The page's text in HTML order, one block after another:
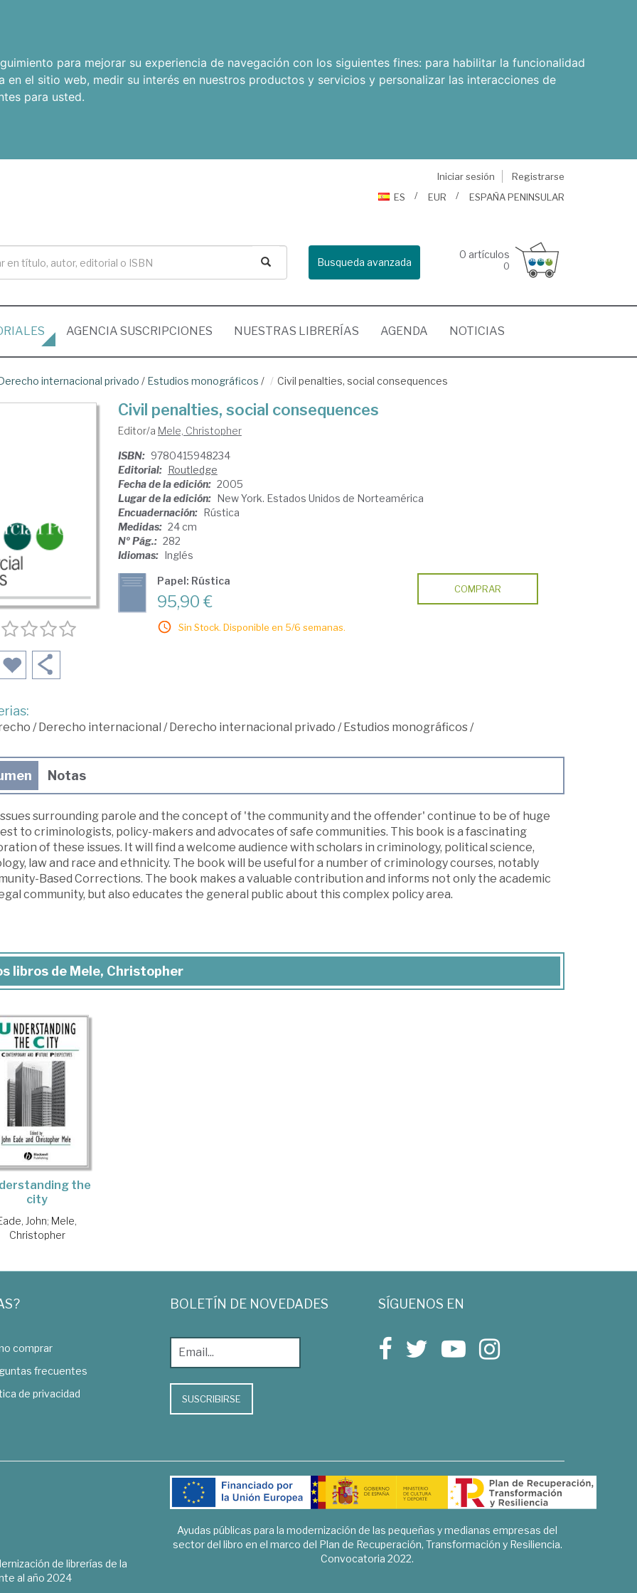
para mejorar su experiencia de navegación con los siguientes fines: para habilitar la funcionalidad
en el sitio web, medir su interés en nuestros productos y servicios y personalizar las interacciones de
para usted.
Iniciar sesión
Registrarse
ES
EUR ESPAÑA PENINSULAR
Busqueda avanzada
0 artículos
0
AGENCIA SUSCRIPCIONES NUESTRAS LIBRERÍAS AGENDA NOTICIAS
internacional privado / Estudios monográficos / Civil penalties, social consequences
Civil penalties, social consequences
Editor/a Mele, Christopher
ISBN: 9780415948234
Editorial: Routledge
Fecha de la edición: 2005
Lugar de la edición: New York. Estados Unidos de Norteamérica
Encuadernación: Rústica
Medidas: 24 cm
Nº Pág.: 282
Idiomas: Inglés
Papel: Rústica
95,90 €
Sin Stock. Disponible en 5/6 semanas.
COMPRAR
/Derecho internacional /Derecho internacional privado /Estudios monográficos/
Notas
surrounding parole and the concept of 'the community and the offender' continue to be of huge
to criminologists, policy-makers and advocates of safe communities. This book is a fascinating
of these issues. It will find a welcome audience with scholars in criminology, political science,
law and race and ethnicity. The book will be useful for a number of criminology courses, notably
Based Corrections. The book makes a valuable contribution and informs not only the academic
community, but also educates the general public about this complex policy area.
libros de Mele, Christopher
the
city
John; Mele,
Christopher
comprar
frecuentes
de privacidad
BOLETÍN DE NOVEDADES
SUSCRIBIRSE
SÍGUENOS EN
de librerías de la
al año 2024
Ayudas públicas para la modernización de las pequeñas y medianas empresas del
sector del libro en el marco del Plan de Recuperación, Transformación y Resiliencia.
Convocatoria 2022.